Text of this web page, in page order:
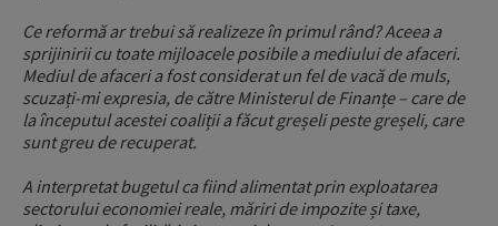
Ce reformă ar trebui să realizeze în primul rând? Aceea a
sprijinirii cu toate mijloacele posibile a mediului de afaceri.
Mediul de afaceri a fost considerat un fel de vacă de muls,
scuzați-mi expresia, de către Ministerul de Finanțe – care de
la începutul acestei coaliții a făcut greșeli peste greșeli, care
sunt greu de recuperat.
A interpretat bugetul ca fiind alimentat prin exploatarea
sectorului economiei reale, măriri de impozite și taxe,